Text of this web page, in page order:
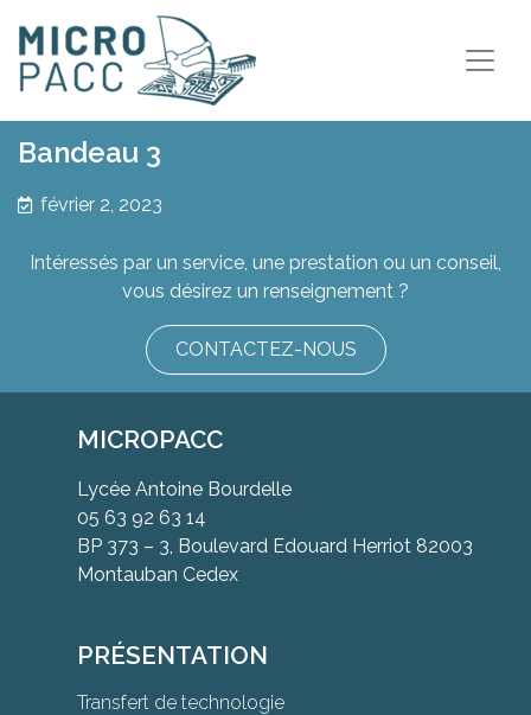
Bandeau 3
février 2, 2023
Intéressés par un service, une prestation ou un conseil,
vous désirez un renseignement ?
CONTACTEZ-NOUS
MICROPACC
Lycée Antoine Bourdelle
05 63 92 63 14
BP 373 – 3, Boulevard Edouard Herriot 82003
Montauban Cedex
PRÉSENTATION
Transfert de technologie